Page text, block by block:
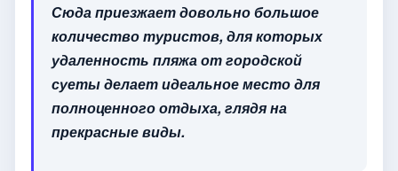
Сюда приезжает довольно большое
количество туристов, для которых
удаленность пляжа от городской
суеты делает идеальное место для
полноценного отдыха, глядя на
прекрасные виды.